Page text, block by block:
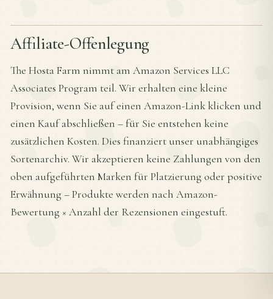
Affiliate-Offenlegung
The Hosta Farm nimmt am Amazon Services LLC
Associates Program teil. Wir erhalten eine kleine
Provision, wenn Sie auf einen Amazon-Link klicken und
einen Kauf abschließen – für Sie entstehen keine
zusätzlichen Kosten. Dies finanziert unser unabhängiges
Sortenarchiv. Wir akzeptieren keine Zahlungen von den
oben aufgeführten Marken für Platzierung oder positive
Erwähnung – Produkte werden nach Amazon-
Bewertung × Anzahl der Rezensionen eingestuft.